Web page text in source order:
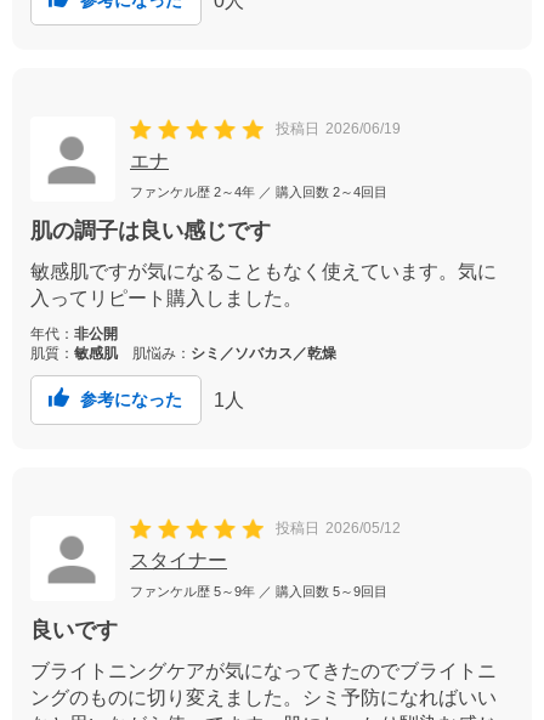
投稿日 2026/06/19
エナ
ファンケル歴 2～4年 ／ 購入回数 2～4回目
肌の調子は良い感じです
敏感肌ですが気になることもなく使えています。気に
入ってリピート購入しました。
年代： 非公開
肌質： 敏感肌 肌悩み： シミ／ソバカス／乾燥
参考になった 1 人
投稿日 2026/05/12
スタイナー
ファンケル歴 5～9年 ／ 購入回数 5～9回目
良いです
ブライトニングケアが気になってきたのでブライトニ
ングのものに切り変えました。シミ予防になればいい